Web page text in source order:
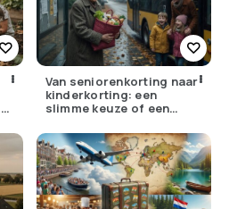
Van seniorenkorting naar
kinderkorting: een
slimme keuze of een